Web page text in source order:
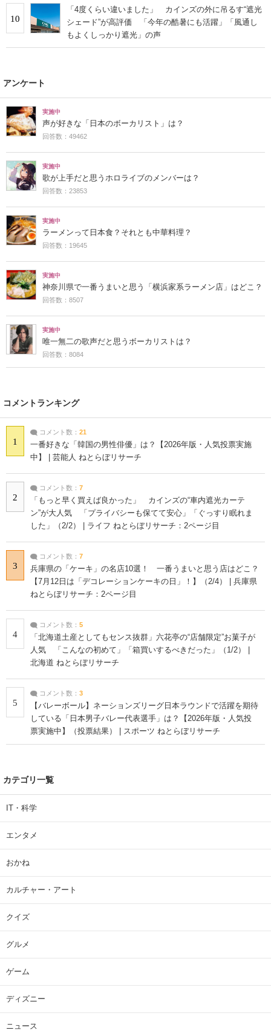
10
「4度くらい違いました」 カインズの外に吊るす“遮光
シェード”が高評価 「今年の酷暑にも活躍」「風通し
もよくしっかり遮光」の声
アンケート
実施中
声が好きな「日本のボーカリスト」は？
回答数：49462
実施中
歌が上手だと思うホロライブのメンバーは？
回答数：23853
実施中
ラーメンって日本食？それとも中華料理？
回答数：19645
実施中
神奈川県で一番うまいと思う「横浜家系ラーメン店」はどこ？
回答数：8507
実施中
唯一無二の歌声だと思うボーカリストは？
回答数：8084
コメントランキング
1
コメント数： 21
一番好きな「韓国の男性俳優」は？【2026年版・人気投票実施
中】 | 芸能人 ねとらぼリサーチ
2
コメント数： 7
「もっと早く買えば良かった」 カインズの“車内遮光カーテ
ン”が大人気 「プライバシーも保てて安心」「ぐっすり眠れま
した」（2/2） | ライフ ねとらぼリサーチ：2ページ目
3
コメント数： 7
兵庫県の「ケーキ」の名店10選！ 一番うまいと思う店はどこ？
【7月12日は「デコレーションケーキの日」！】（2/4） | 兵庫県
ねとらぼリサーチ：2ページ目
4
コメント数： 5
「北海道土産としてもセンス抜群」六花亭の“店舗限定”お菓子が
人気 「こんなの初めて」「箱買いするべきだった」（1/2） |
北海道 ねとらぼリサーチ
5
コメント数： 3
【バレーボール】ネーションズリーグ日本ラウンドで活躍を期待
している「日本男子バレー代表選手」は？【2026年版・人気投
票実施中】（投票結果） | スポーツ ねとらぼリサーチ
カテゴリ一覧
IT・科学
エンタメ
おかね
カルチャー・アート
クイズ
グルメ
ゲーム
ディズニー
ニュース